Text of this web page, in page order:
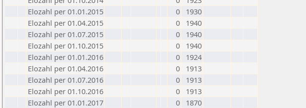
Elozahl per 01.01.2015
0
1930
Elozahl per 01.04.2015
0
1940
Elozahl per 01.07.2015
0
1940
Elozahl per 01.10.2015
0
1940
Elozahl per 01.01.2016
0
1924
Elozahl per 01.04.2016
0
1913
Elozahl per 01.07.2016
0
1913
Elozahl per 01.10.2016
0
1913
Elozahl per 01.01.2017
0
1870